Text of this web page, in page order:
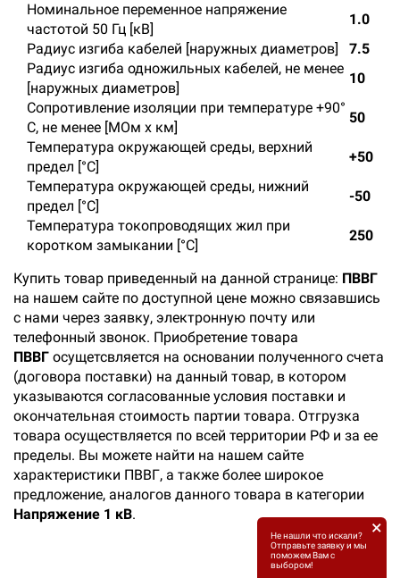
Номинальное переменное напряжение
частотой 50 Гц [кВ]
1.0
Радиус изгиба кабелей [наружных диаметров]
7.5
Радиус изгиба одножильных кабелей, не менее
[наружных диаметров]
10
Сопротивление изоляции при температуре +90°
С, не менее [МОм х км]
50
Температура окружающей среды, верхний
предел [°C]
+50
Температура окружающей среды, нижний
предел [°C]
-50
Температура токопроводящих жил при
коротком замыкании [°С]
250
Купить товар приведенный на данной странице: ПВВГ
на нашем сайте по доступной цене можно связавшись
с нами через заявку, электронную почту или
телефонный звонок. Приобретение товара
ПВВГ осущетсвляется на основании полученного счета
(договора поставки) на данный товар, в котором
указываются согласованные условия поставки и
окончательная стоимость партии товара. Отгрузка
товара осуществляется по всей территории РФ и за ее
пределы. Вы можете найти на нашем сайте
характеристики ПВВГ, а также более широкое
предложение, аналогов данного товара в категории
Напряжение 1 кВ.
Не нашли что искали?
Отправьте заявку и мы
поможем Вам с
выбором!
×